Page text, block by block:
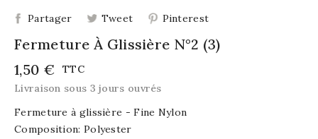
Partager Tweet Pinterest
Fermeture À Glissière N°2 (3)
1,50 €
TTC
Livraison sous 3 jours ouvrés
Fermeture à glissière - Fine Nylon
Composition: Polyester